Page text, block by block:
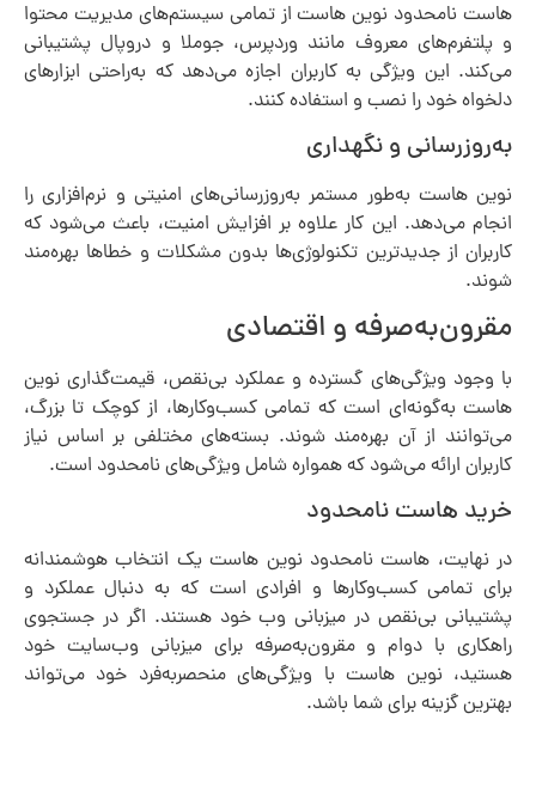
هاست نامحدود نوین هاست از تمامی سیستم‌های مدیریت محتوا
و پلتفرم‌های معروف مانند وردپرس، جوملا و دروپال پشتیبانی
می‌کند. این ویژگی به کاربران اجازه می‌دهد که به‌راحتی ابزارهای
دلخواه خود را نصب و استفاده کنند.
به‌روزرسانی و نگهداری
نوین هاست به‌طور مستمر به‌روزرسانی‌های امنیتی و نرم‌افزاری را
انجام می‌دهد. این کار علاوه بر افزایش امنیت، باعث می‌شود که
کاربران از جدیدترین تکنولوژی‌ها بدون مشکلات و خطاها بهره‌مند
شوند.
مقرون‌به‌صرفه و اقتصادی
با وجود ویژگی‌های گسترده و عملکرد بی‌نقص، قیمت‌گذاری نوین
هاست به‌گونه‌ای است که تمامی کسب‌وکارها، از کوچک تا بزرگ،
می‌توانند از آن بهره‌مند شوند. بسته‌های مختلفی بر اساس نیاز
کاربران ارائه می‌شود که همواره شامل ویژگی‌های نامحدود است.
خرید هاست نامحدود
در نهایت، هاست نامحدود نوین هاست یک انتخاب هوشمندانه
برای تمامی کسب‌وکارها و افرادی است که به دنبال عملکرد و
پشتیبانی بی‌نقص در میزبانی وب خود هستند. اگر در جستجوی
راهکاری با دوام و مقرون‌به‌صرفه برای میزبانی وب‌سایت خود
هستید، نوین هاست با ویژگی‌های منحصر‌به‌فرد خود می‌تواند
بهترین گزینه برای شما باشد.